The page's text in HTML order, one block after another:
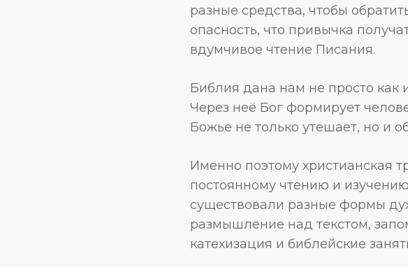
разные средства, чтобы
опасность, что привычка
вдумчивое чтение Писания.
Библия дана нам не просто как
Через неё Бог формирует
Божье не только утешает, но и
Именно поэтому христианская
постоянному чтению и
существовали разные формы
размышление над текстом,
катехизация и библейские